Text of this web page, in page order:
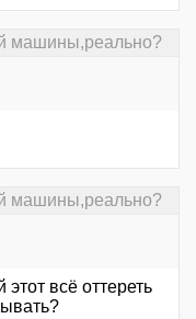
машины,реально?
машины,реально?
всё оттереть